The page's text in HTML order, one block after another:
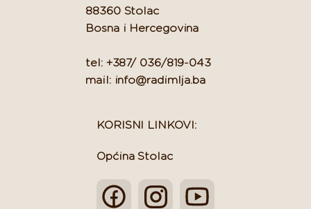
88360 Stolac
Bosna i Hercegovina
tel: +387/ 036/819-043
mail: info@radimlja.ba
KORISNI LINKOVI:
Općina Stolac